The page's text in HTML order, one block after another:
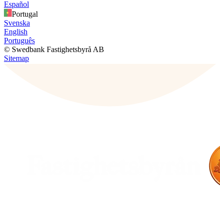
Español
Portugal
Svenska
English
Português
© Swedbank Fastighetsbyrå AB
Sitemap